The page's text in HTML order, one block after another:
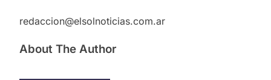
redaccion@elsolnoticias.com.ar
About The Author